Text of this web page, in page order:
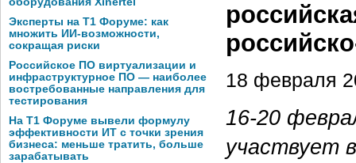
Эксперты на Т1 Форуме: как
множить ИИ-возможности,
сокращая риски
Российское ПО виртуализации и
инфраструктурное ПО — наиболее
востребованные направления для
тестирования
На Т1 Форуме вывели формулу
эффективности ИТ с точки зрения
бизнеса: меньше тратить, больше
зарабатывать
18 февраля
16-20
участвует